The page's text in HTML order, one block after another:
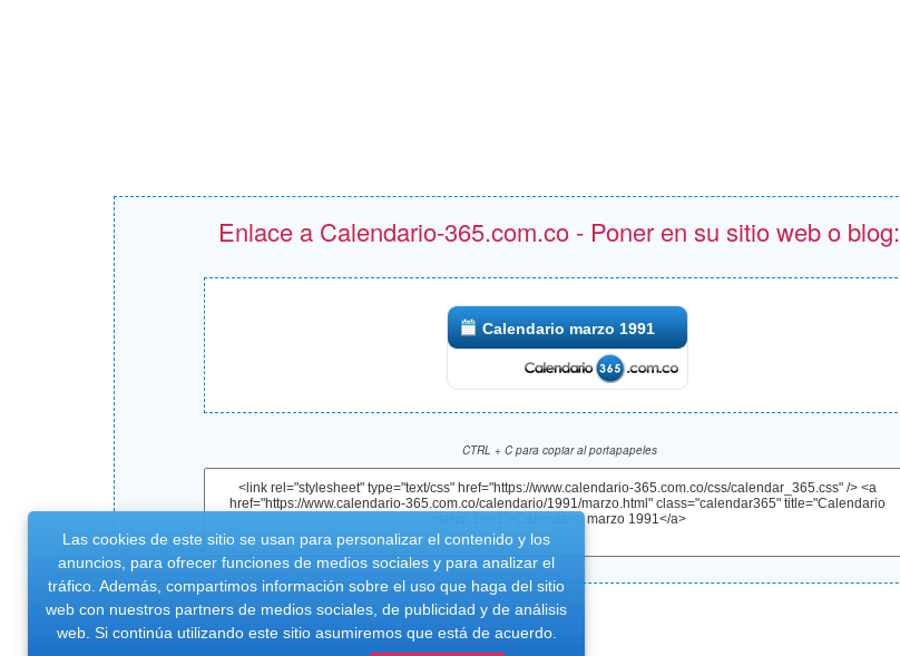
Las cookies de este sitio se usan para personalizar el contenido y los
anuncios, para ofrecer funciones de medios sociales y para analizar el
tráfico. Además, compartimos información sobre el uso que haga del sitio
web con nuestros partners de medios sociales, de publicidad y de análisis
web. Si continúa utilizando este sitio asumiremos que está de acuerdo.
Enlace a Calendario-365.com.co - Poner en su sitio web o blog:
Calendario marzo 1991
CTRL + C para copiar al portapapeles